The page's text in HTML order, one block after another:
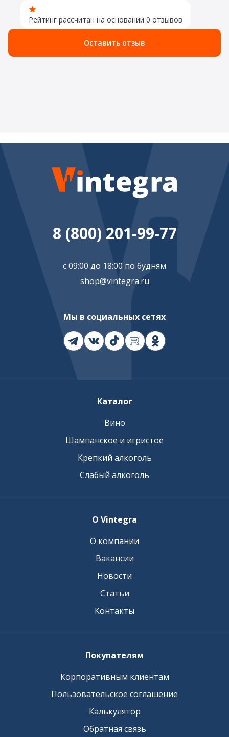
Рейтинг рассчитан на основании 0 отзывов
Оставить отзыв
8 (800) 201-99-77
с 09:00 до 18:00 по будням
shop@vintegra.ru
Мы в социальных сетях
Каталог
Вино
Шампанское и игристое
Крепкий алкоголь
Слабый алкоголь
О Vintegra
О компании
Вакансии
Новости
Статьи
Контакты
Покупателям
Корпоративным клиентам
Пользовательское соглашение
Калькулятор
Обратная связь